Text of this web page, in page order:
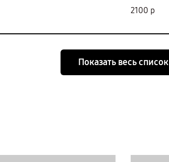
2100 р
Показать весь список